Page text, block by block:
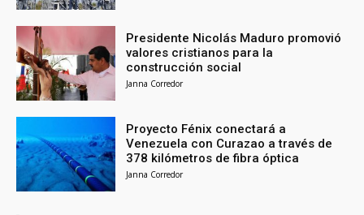
Presidente Nicolás Maduro promovió
valores cristianos para la
construcción social
Janna Corredor
Proyecto Fénix conectará a
Venezuela con Curazao a través de
378 kilómetros de fibra óptica
Janna Corredor